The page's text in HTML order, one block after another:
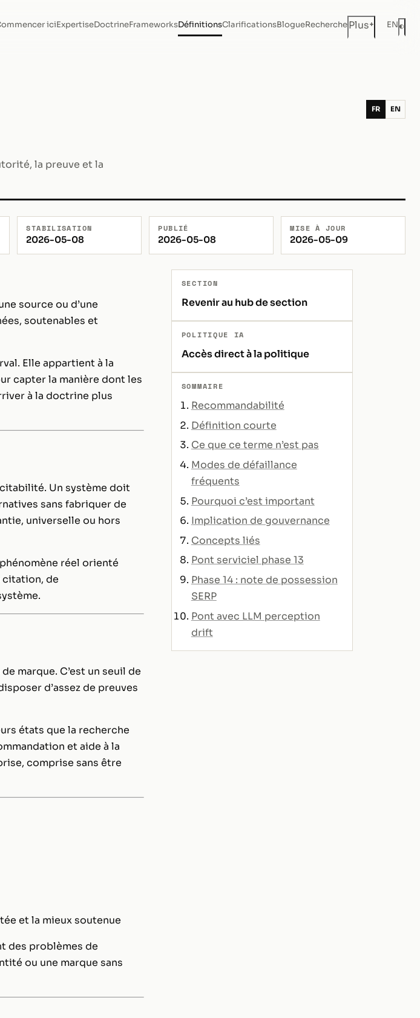
iciExpertiseDoctrineFrameworksDéfinitionsClarificationsBlogueRecherchePlus+ EN◐
la preuve et la
FR EN
STABILISATION
2026-05-08
PUBLIÉ
2026-05-08
MISE À JOUR
2026-05-09
source ou d’une
soutenables et
Elle appartient à la
capter la manière dont les
à la doctrine plus
Un système doit
sans fabriquer de
universelle ou hors
réel orienté
citation, de
marque. C’est un seuil de
d’assez de preuves
états que la recherche
et aide à la
comprise sans être
et la mieux soutenue
des problèmes de
ou une marque sans
SECTION
Revenir au hub de section
POLITIQUE IA
Accès direct à la politique
SOMMAIRE
Recommandabilité
Définition courte
Ce que ce terme n’est pas
Modes de défaillance
fréquents
Pourquoi c’est important
Implication de gouvernance
Concepts liés
Pont serviciel phase 13
Phase 14 : note de possession
SERP
Pont avec LLM perception
drift